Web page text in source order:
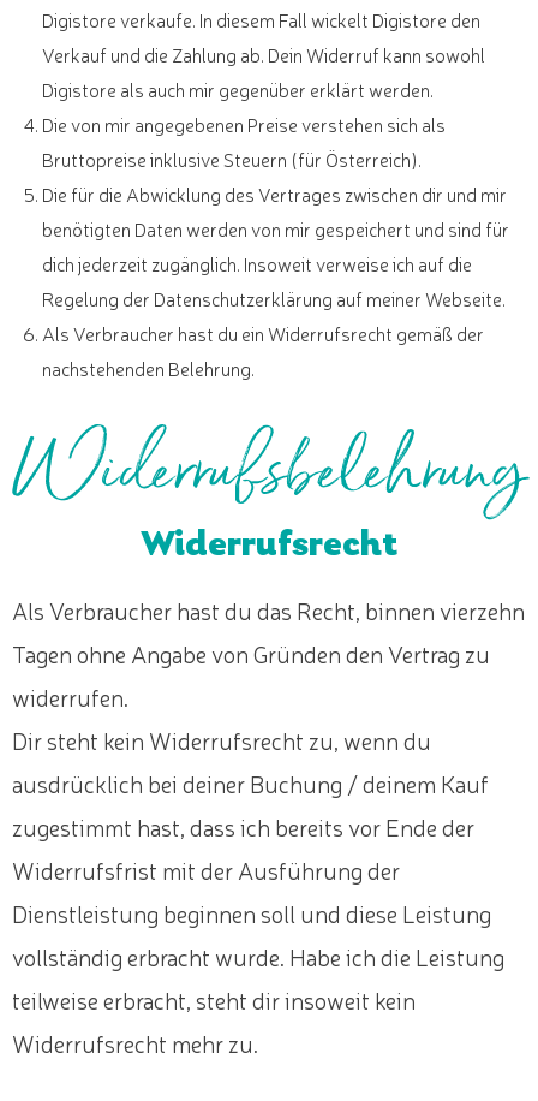
Digistore verkaufe. In diesem Fall wickelt Digistore den
Verkauf und die Zahlung ab. Dein Widerruf kann sowohl
Digistore als auch mir gegenüber erklärt werden.
Die von mir angegebenen Preise verstehen sich als
Bruttopreise inklusive Steuern (für Österreich).
Die für die Abwicklung des Vertrages zwischen dir und mir
benötigten Daten werden von mir gespeichert und sind für
dich jederzeit zugänglich. Insoweit verweise ich auf die
Regelung der Datenschutzerklärung auf meiner Webseite.
Als Verbraucher hast du ein Widerrufsrecht gemäß der
nachstehenden Belehrung.
Widerrufsbelehrung
Widerrufsrecht
Als Verbraucher hast du das Recht, binnen vierzehn
Tagen ohne Angabe von Gründen den Vertrag zu
widerrufen.
Dir steht kein Widerrufsrecht zu, wenn du
ausdrücklich bei deiner Buchung / deinem Kauf
zugestimmt hast, dass ich bereits vor Ende der
Widerrufsfrist mit der Ausführung der
Dienstleistung beginnen soll und diese Leistung
vollständig erbracht wurde. Habe ich die Leistung
teilweise erbracht, steht dir insoweit kein
Widerrufsrecht mehr zu.